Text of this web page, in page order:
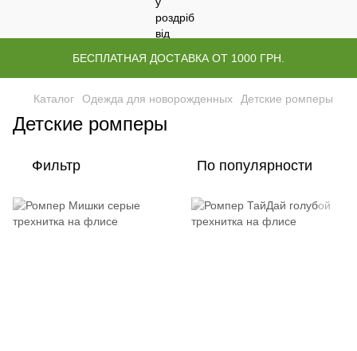
БЕСПЛАТНАЯ ДОСТАВКА ОТ 1000 ГРН.
Каталог Одежда для новорожденных Детские ромперы
Детские ромперы
Фильтр По популярности